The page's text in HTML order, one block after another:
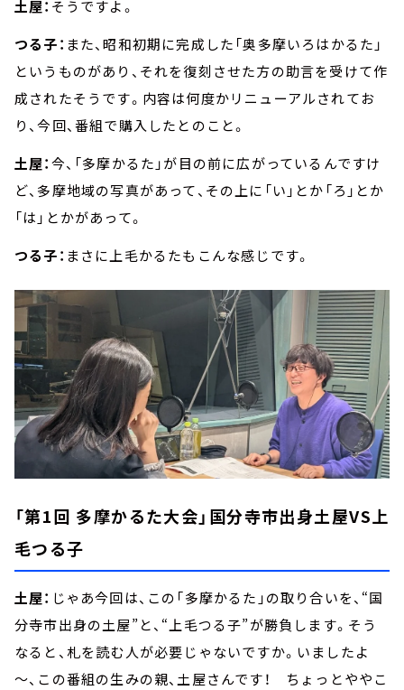
土屋： そうですよ。
つる子： また、昭和初期に完成した「奥多摩いろはかるた」
というものがあり、それを復刻させた方の助言を受けて作
成されたそうです。内容は何度かリニューアルされてお
り、今回、番組で購入したとのこと。
土屋：今、「多摩かるた」が目の前に広がっているんですけ
ど、多摩地域の写真があって、その上に「い」とか「ろ」とか
「は」とかがあって。
つる子： まさに上毛かるたもこんな感じです。
「第1回 多摩かるた大会」国分寺市出身土屋VS上
毛つる子
土屋： じゃあ今回は、この「多摩かるた」の取り合いを、“国
分寺市出身の土屋”と、“上毛つる子”が勝負します。そう
なると、札を読む人が必要じゃないですか。いましたよ
～、この番組の生みの親、土屋さんです！ ちょっとややこ